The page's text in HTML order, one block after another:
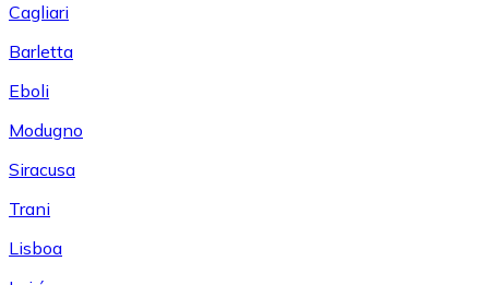
Cagliari
Barletta
Eboli
Modugno
Siracusa
Trani
Lisboa